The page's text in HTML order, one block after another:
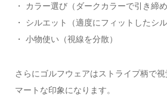
・ カラー選び（ダークカラーで引き締め
・ シルエット（適度にフィットしたシル
・ 小物使い（視線を分散）
さらにゴルフウェアはストライプ柄で
マートな印象になります。